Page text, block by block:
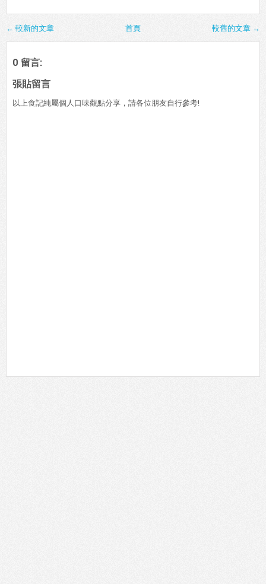
← 較新的文章 較舊的文章 →
首頁
0 留言:
張貼留言
以上食記純屬個人口味觀點分享，請各位朋友自行參考!